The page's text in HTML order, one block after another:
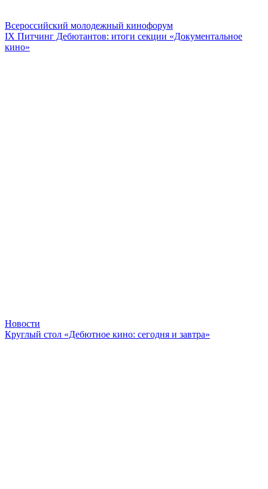
Всероссийский молодежный кинофорум
IX Питчинг Дебютантов: итоги секции «Документальное
кино»
Новости
Круглый стол «Дебютное кино: сегодня и завтра»